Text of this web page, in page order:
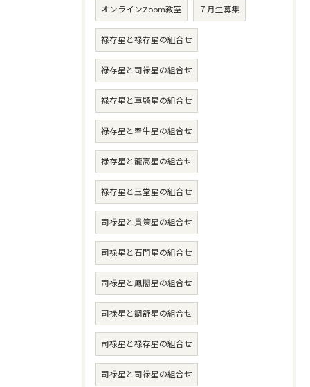
オンラインZoom教室 ７月生募集
禄存星と禄存星の組合せ
禄存星と司禄星の組合せ
禄存星と車騎星の組合せ
禄存星と牽牛星の組合せ
禄存星と龍高星の組合せ
禄存星と玉堂星の組合せ
司禄星と貫策星の組合せ
司禄星と石門星の組合せ
司禄星と鳳閣星の組合せ
司禄星と調舒星の組合せ
司禄星と禄存星の組合せ
司禄星と司禄星の組合せ